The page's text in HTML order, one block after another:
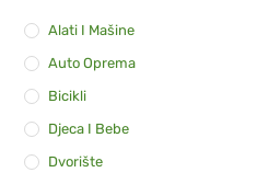
Alati I Mašine
Auto Oprema
Bicikli
Djeca I Bebe
Dvorište